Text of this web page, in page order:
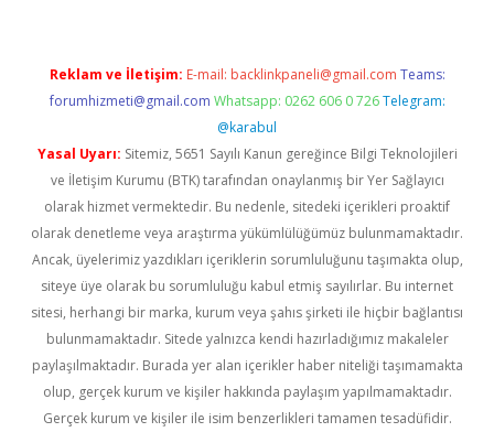
Reklam ve İletişim: E-mail: backlinkpaneli@gmail.com Teams:
forumhizmeti@gmail.com Whatsapp: 0262 606 0 726 Telegram:
@karabul
Yasal Uyarı: Sitemiz, 5651 Sayılı Kanun gereğince Bilgi Teknolojileri
ve İletişim Kurumu (BTK) tarafından onaylanmış bir Yer Sağlayıcı
olarak hizmet vermektedir. Bu nedenle, sitedeki içerikleri proaktif
olarak denetleme veya araştırma yükümlülüğümüz bulunmamaktadır.
Ancak, üyelerimiz yazdıkları içeriklerin sorumluluğunu taşımakta olup,
siteye üye olarak bu sorumluluğu kabul etmiş sayılırlar. Bu internet
sitesi, herhangi bir marka, kurum veya şahıs şirketi ile hiçbir bağlantısı
bulunmamaktadır. Sitede yalnızca kendi hazırladığımız makaleler
paylaşılmaktadır. Burada yer alan içerikler haber niteliği taşımamakta
olup, gerçek kurum ve kişiler hakkında paylaşım yapılmamaktadır.
Gerçek kurum ve kişiler ile isim benzerlikleri tamamen tesadüfidir.